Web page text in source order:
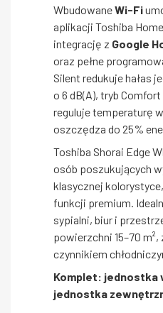
WbudowaneWi-Fi
aplikacji Toshiba
integrację z Google
oraz pełne
Silent redukuje hałas
o 6 dB(A), tryb
reguluje temperaturę
oszczędza do 25%
Toshiba Shorai Edge
osób poszukujących
klasycznej
funkcji premium.
sypialni, biur i
powierzchni 15–70
czynnikiem
Komplet: jednostka
jednostka